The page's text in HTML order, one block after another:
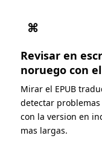
⌘
Revisar en
noruego con
Mirar el EPUB
detectar
con la version en
mas largas.